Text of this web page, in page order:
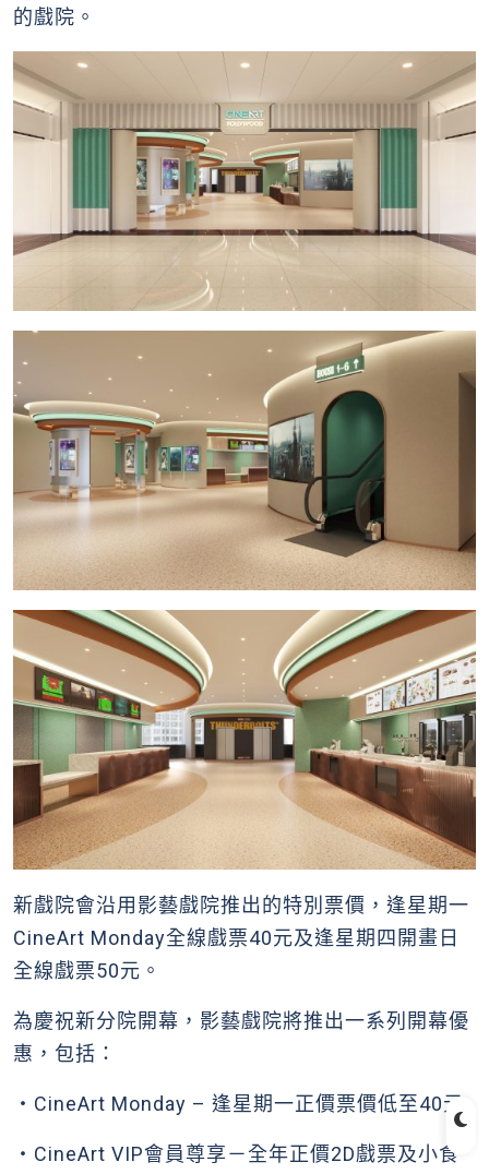
的戲院。
新戲院會沿用影藝戲院推出的特別票價，逢星期一
CineArt Monday全線戲票40元及逢星期四開畫日
全線戲票50元。
為慶祝新分院開幕，影藝戲院將推出一系列開幕優
惠，包括：
・CineArt Monday – 逢星期一正價票價低至40元
・CineArt VIP會員尊享－全年正價2D戲票及小食